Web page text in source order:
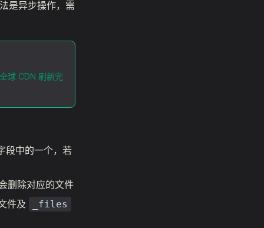
是异步操作，需
球 CDN 刷新完
段中的一个，若
删除对应的文件
件及
_files